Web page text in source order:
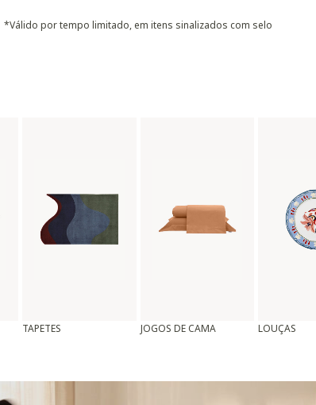
*Válido por tempo limitado, em itens sinalizados com selo
TAPETES JOGOS DE CAMA LOUÇAS